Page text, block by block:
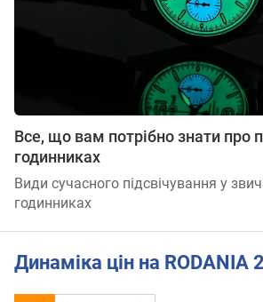
Все, що вам потрібно знати про
годинниках
Види сучасного підсвічування у
годинниках
Динаміка цін на RODANIA